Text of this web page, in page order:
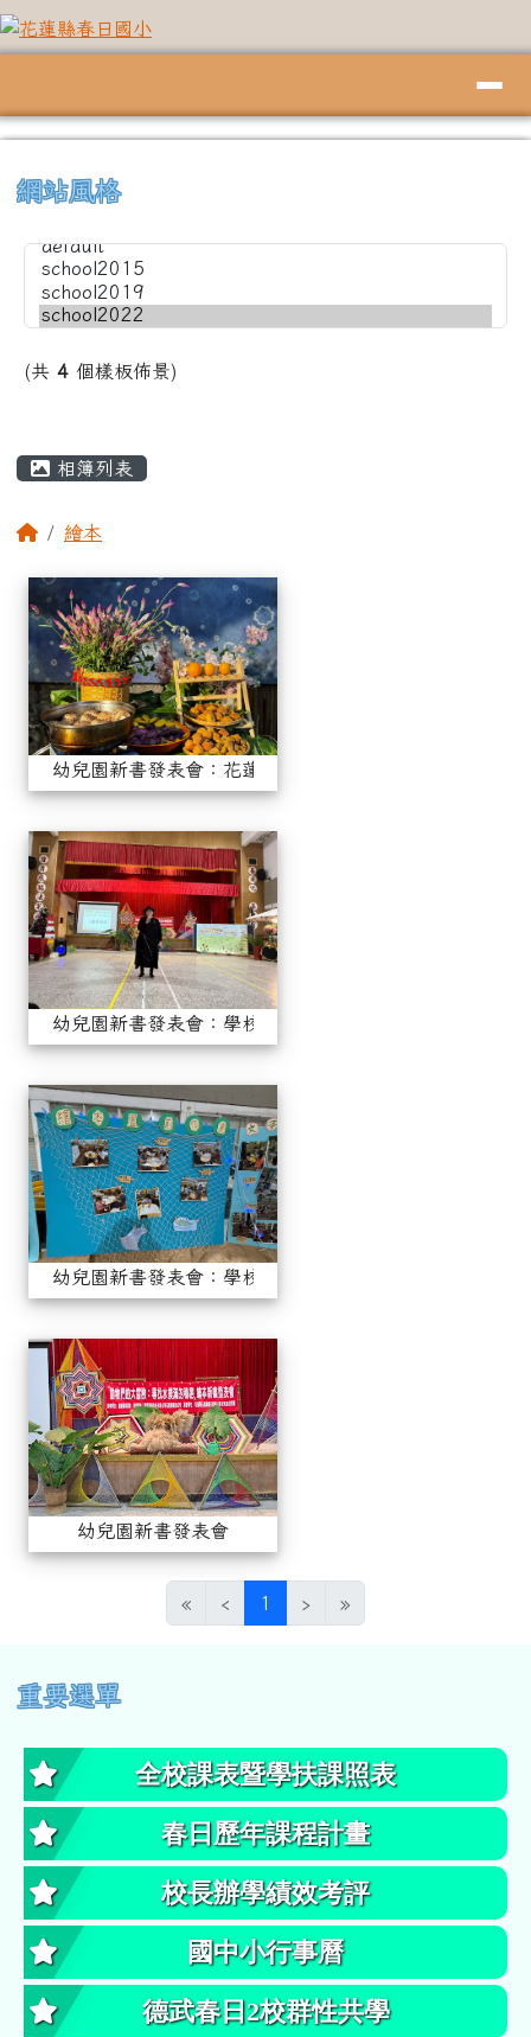
跳至主內容區
花蓮縣春日國小
網站風格
(共 4 個樣板佈景)
相簿列表
回首頁
繪本
相簿列表 幼兒園新書發表會：花蓮港務
幼兒園新書發表會：花蓮港務分公司版
幼兒園新書發表會：學校版(2)
幼兒園新書發表會：學校版(2)
幼兒園新書發表會：學校版(1)
幼兒園新書發表會
« ‹ 1 (目前頁次)
› »
左邊區域內容
重要選單
全校課表暨學扶課照表
春日歷年課程計畫
校長辦學績效考評
國中小行事曆
德武春日2校群性共學